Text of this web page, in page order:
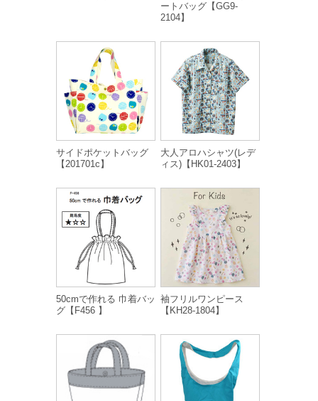
ートバッグ【GG9-
2104】
サイドポケットバッグ
【201701c】
大人アロハシャツ(レデ
ィス)【HK01-2403】
50cmで作れる 巾着バッ
グ【F456 】
袖フリルワンピース
【KH28-1804】